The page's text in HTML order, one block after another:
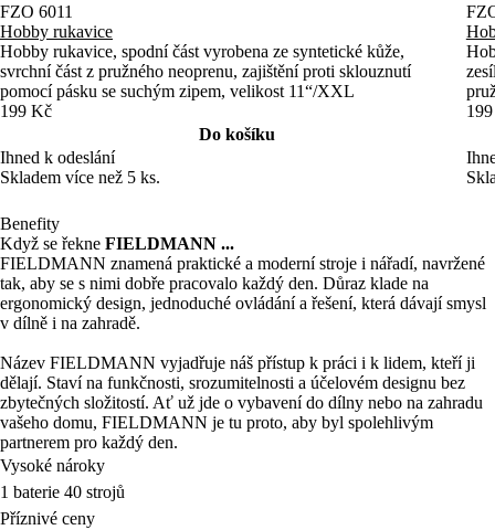
FZO 6011
Hobby rukavice
Hobby rukavice, spodní část vyrobena ze syntetické kůže,
svrchní část z pružného neoprenu, zajištění proti sklouznutí
pomocí pásku se suchým zipem, velikost 11“/XXL
199 Kč
Do košíku
Ihned k odeslání
Skladem více než 5 ks.
Benefity
Když se řekne FIELDMANN ...
FIELDMANN znamená praktické a moderní stroje i nářadí, navržené
tak, aby se s nimi dobře pracovalo každý den. Důraz klade na
ergonomický design, jednoduché ovládání a řešení, která dávají smysl
v dílně i na zahradě.
Název FIELDMANN vyjadřuje náš přístup k práci i k lidem, kteří ji
dělají. Staví na funkčnosti, srozumitelnosti a účelovém designu bez
zbytečných složitostí. Ať už jde o vybavení do dílny nebo na zahradu
vašeho domu, FIELDMANN je tu proto, aby byl spolehlivým
partnerem pro každý den.
Vysoké nároky
1 baterie 40 strojů
Příznivé ceny